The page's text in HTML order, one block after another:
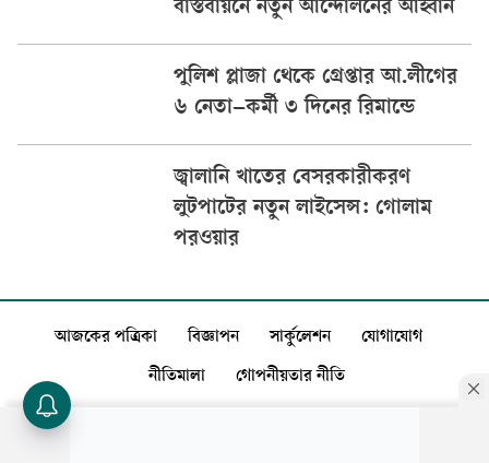
বাস্তবায়নে নতুন আন্দোলনের আহ্বান
পুলিশ প্লাজা থেকে গ্রেপ্তার আ.লীগের
৬ নেতা–কর্মী ৩ দিনের রিমান্ডে
জ্বালানি খাতের বেসরকারীকরণ
লুটপাটের নতুন লাইসেন্স: গোলাম
পরওয়ার
আজকের পত্রিকা বিজ্ঞাপন সার্কুলেশন যোগাযোগ
নীতিমালা গোপনীয়তার নীতি